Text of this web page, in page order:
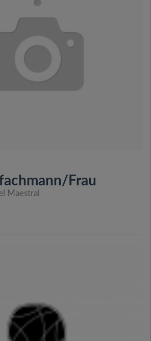
Frau
Maestral